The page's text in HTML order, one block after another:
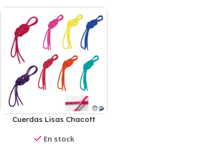
Cuerdas Lisas Chacott
En stock